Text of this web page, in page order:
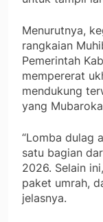
Menurutnya,
rangkaian
Pemerintah
mempererat
mendukung
yang
“Lomba dulag
satu bagian
2026. Selain
paket umrah,
jelasnya.